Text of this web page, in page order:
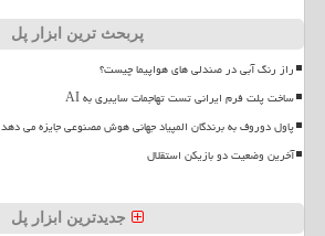
پربحث ترین ابزار پل
راز رنگ آبی در صندلی های هواپیما چیست؟
ساخت پلت فرم ایرانی تست تهاجمات سایبری به AI
پاول دوروف به برندگان المپیاد جهانی هوش مصنوعی جایزه می دهد
آخرین وضعیت دو بازیکن استقلال
جدیدترین ابزار پل